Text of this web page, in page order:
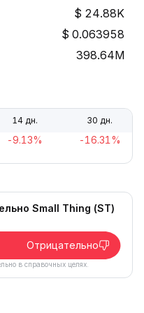
24.88K
0.063958
398.64M
14 дн. 30 дн.
-9.13% -16.31%
Small Thing (ST)
Отрицательно
в справочных целях.